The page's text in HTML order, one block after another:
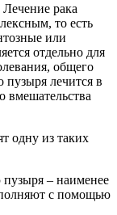
рака
то есть
или
отдельно для
общего
пузыря лечится в
вмешательства
одну из таких
пузыря – наименее
с помощью